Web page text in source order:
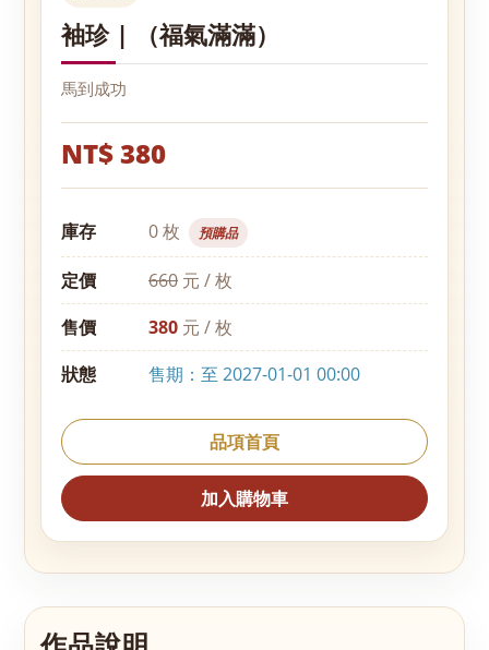
袖珍 | （福氣滿滿）
馬到成功
NT$ 380
庫存 0 枚 預購品
定價 660 元 / 枚
售價
380 元 / 枚
狀態
售期：至 2027-01-01 00:00
品項首頁
加入購物車